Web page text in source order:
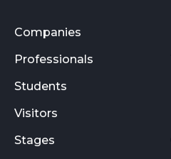
Companies
Professionals
Students
Visitors
Stages